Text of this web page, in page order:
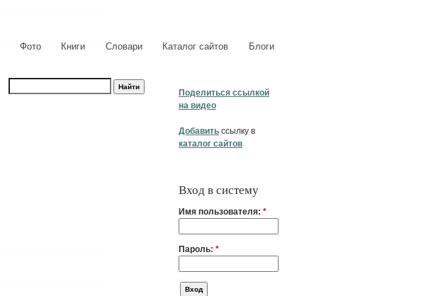
Фото Книги Словари Каталог сайтов Блоги
Поделиться ссылкой
на видео
Добавить ссылку в
каталог сайтов
Вход в систему
Имя пользователя: *
Пароль: *